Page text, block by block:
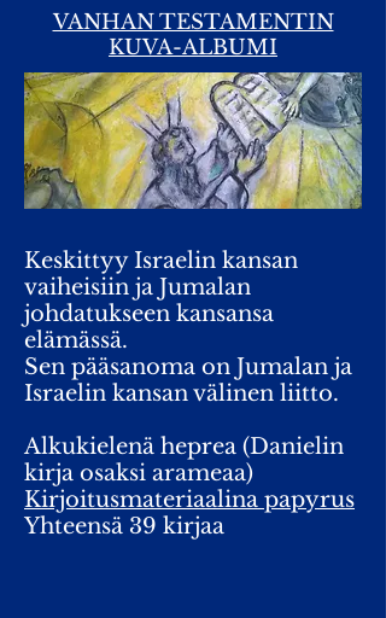
VANHAN TESTAMENTIN
KUVA-ALBUMI
Keskittyy Israelin kansan
vaiheisiin ja Jumalan
johdatukseen kansansa
elämässä.
Sen pääsanoma on Jumalan ja
Israelin kansan välinen liitto.
Alkukielenä heprea (Danielin
kirja osaksi arameaa)
Kirjoitusmateriaalina papyrus
Yhteensä 39 kirjaa